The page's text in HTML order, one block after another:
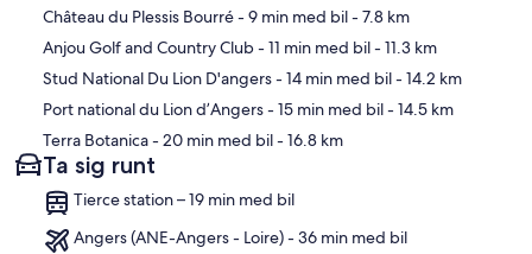
Karta
Château du Plessis Bourré- 9 min med bil- 7.8 km
Anjou Golf and Country Club- 11 min med bil- 11.3 km
Stud National Du Lion D'angers- 14 min med bil- 14.2 km
Port national du Lion d’Angers- 15 min med bil- 14.5 km
Terra Botanica- 20 min med bil- 16.8 km
Ta sig runt
Tierce station – 19 min med bil
Angers (ANE-Angers - Loire) - 36 min med bil